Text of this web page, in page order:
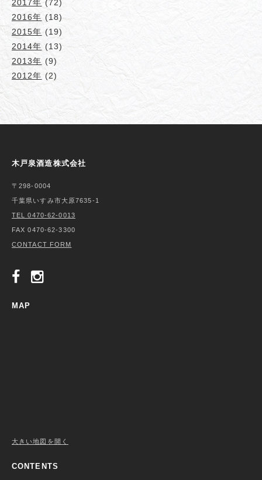
2017年 (72)
2016年 (18)
2015年 (19)
2014年 (13)
2013年 (9)
2012年 (2)
木戸泉酒造株式会社
〒298-0004
千葉県いすみ市大原7635-1
TEL 0470-62-0013
FAX 0470-62-3300
CONTACT FORM
MAP
大きい地図を開く
CONTENTS